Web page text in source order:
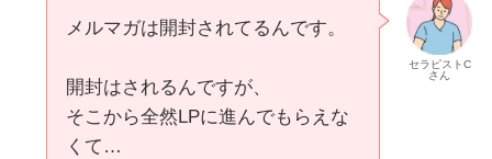
セラピストC
さん
メルマガは開封されてるんです。
開封はされるんですが、
そこから全然LPに進んでもらえな
くて…